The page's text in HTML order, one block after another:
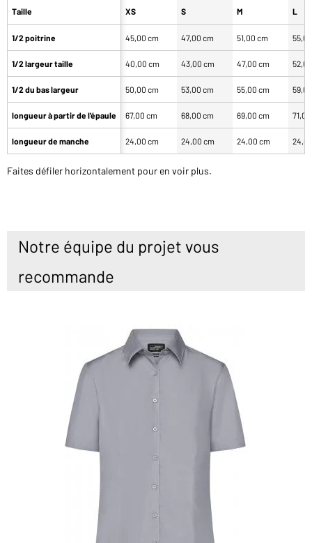
Taille
1/2 poitrine
1/2 largeur taille
1/2 du bas largeur
longueur à partir de l'épaule
longueur de manche
XS S M L
45,00 cm 47,00 cm 51,00 cm
40,00 cm 43,00 cm 47,00 cm
50,00 cm 53,00 cm 55,00 cm
67,00 cm 68,00 cm 69,00 cm
24,00 cm 24,00 cm 24,00 cm
Faites défiler horizontalement pour en voir plus.
Notre équipe du projet vous
recommande